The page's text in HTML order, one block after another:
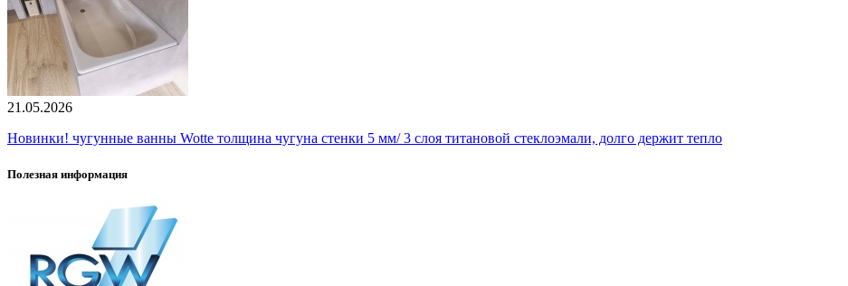
21.05.2026
Новинки! чугунные ванны Wotte толщина чугуна стенки 5 мм/ 3 слоя титановой стеклоэмали, долго держит тепло
Полезная информация